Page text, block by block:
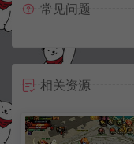
常见问题
相关资源